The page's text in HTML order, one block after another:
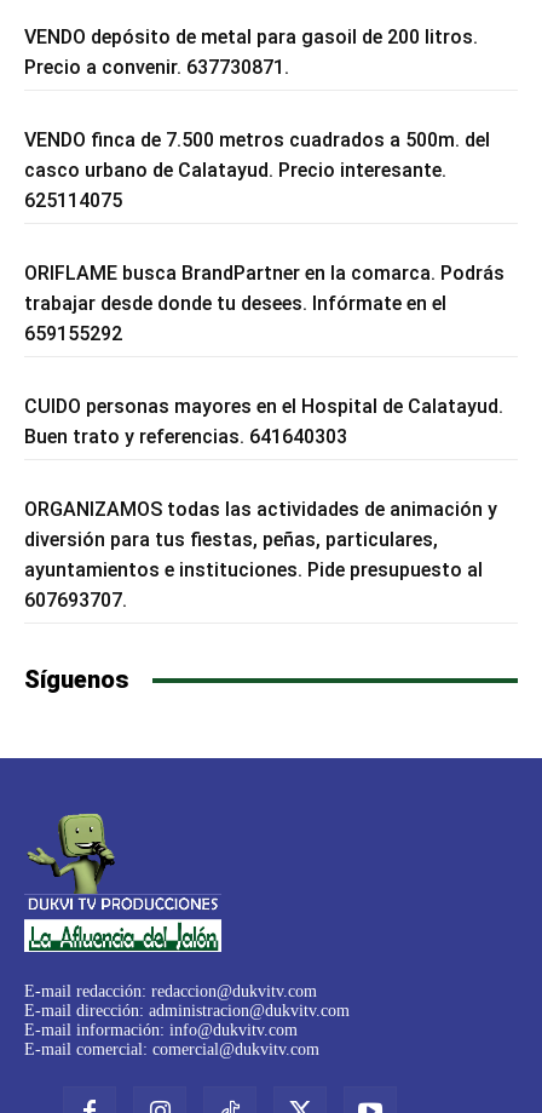
VENDO depósito de metal para gasoil de 200 litros.
Precio a convenir. 637730871.
VENDO finca de 7.500 metros cuadrados a 500m. del
casco urbano de Calatayud. Precio interesante.
625114075
ORIFLAME busca BrandPartner en la comarca. Podrás
trabajar desde donde tu desees. Infórmate en el
659155292
CUIDO personas mayores en el Hospital de Calatayud.
Buen trato y referencias. 641640303
ORGANIZAMOS todas las actividades de animación y
diversión para tus fiestas, peñas, particulares,
ayuntamientos e instituciones. Pide presupuesto al
607693707.
Síguenos
E-mail redacción: redaccion@dukvitv.com
E-mail dirección: administracion@dukvitv.com
E-mail información: info@dukvitv.com
E-mail comercial: comercial@dukvitv.com